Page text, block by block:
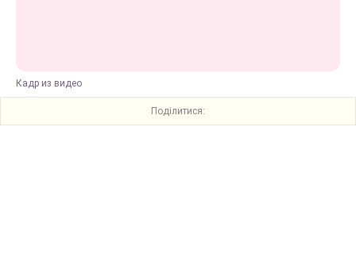
Кадр из видео
Поділитися: